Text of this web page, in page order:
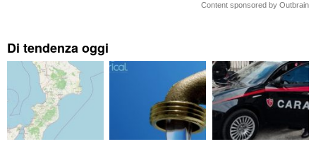
Content sponsored by Outbrain
Di tendenza oggi